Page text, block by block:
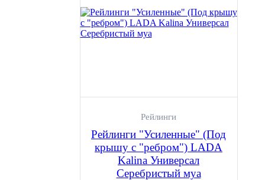
Рейлинги
Рейлинги "Усиленные" (Под
крышу с "ребром") LADA
Kalina Универсал
Серебристый муа